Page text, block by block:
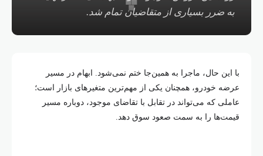
به ضرر بسیاری از متقاضیان تمام شد.
با این حال، ماجرا به همین‌جا ختم نمی‌شود. ابهام در مسیر
عرضه خودرو، همچنان یکی از مهم‌ترین متغیرهای بازار است؛
عاملی که می‌تواند در تقابل با تقاضای موجود، دوباره مسیر
قیمت‌ها را به سمت صعود سوق دهد.